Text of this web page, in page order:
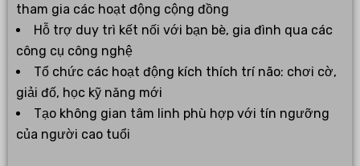
tham gia các hoạt động cộng đồng
Hỗ trợ duy trì kết nối với bạn bè, gia đình qua các
công cụ công nghệ
Tổ chức các hoạt động kích thích trí não: chơi cờ,
giải đố, học kỹ năng mới
Tạo không gian tâm linh phù hợp với tín ngưỡng
của người cao tuổi